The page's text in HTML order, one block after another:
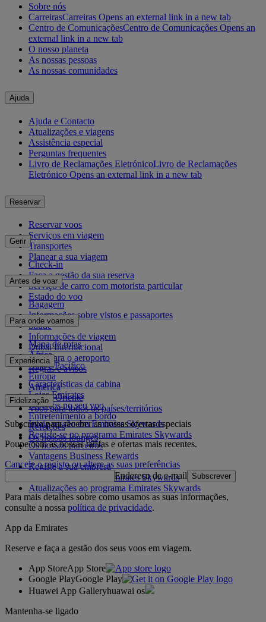
Sobre nós
CarreirasCarreiras Opens an external link in a new tab
Centro de ComunicaçõesCentro de Comunicações Opens an
external link in a new tab
O nosso planeta
As nossas pessoas
As nossas comunidades
Ajuda
Ajuda e Contacto
Atualizações e viagens
Assistência especial
Perguntas frequentes
Livro de Reclamações EletrónicoLivro de Reclamações
Eletrónico Opens an external link in a new tab
Reservar
Reservar voos
Serviços em viagem
Transportes
Planear a sua viagem
Gerir
Check-in
Faça a gestão da sua reserva
Serviço de carro com motorista particular
Estado do voo
Antes de voar
Bagagem
Informações sobre vistos e passaportes
Saúde
Informações de viagem
Dubai Internacional
De e para o aeroporto
Regras e avisos
Para onde voamos
Mapa de rotas
África
Ásia e Pacífico
Europa
América
Médio Oriente
Voos para todos os países/territórios
Experiência
Características da cabina
Lojas Emirates
Serviços no seu voo
Entretenimento a bordo
Refeições
Os nossos lounges
Fidelização
Inicie sessão em Emirates Skywards
Registe-se no programa Emirates Skywards
Os nossos parceiros
Vantagens Business Rewards
Registe a sua empresa
Regras do programa Emirates Skywards
Atualizações ao programa Emirates Skywards
Subscreva para receber as nossas ofertas especiais
Poupe com as nossas tarifas e ofertas mais recentes.
Cancele o registo ou altere as suas preferências
Endereço de e-mail
Subscrever
Para mais detalhes sobre como usamos as suas informações,
consulte a nossa política de privacidade.
App da Emirates
Reserve e faça a gestão dos seus voos em viagem.
App StoreApp Store
Google PlayGoogle Play
Huawei App Galleryhuawai os
Mantenha-se ligado